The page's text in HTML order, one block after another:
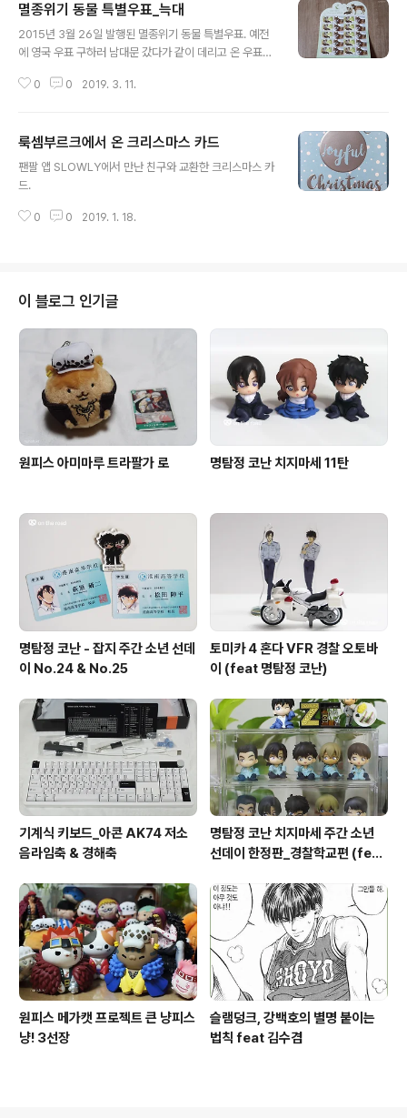
멸종위기 동물 특별우표_늑대
2015년 3월 26일 발행된 멸종위기 동물 특별우표. 예전
에 영국 우표 구하러 남대문 갔다가 같이 데리고 온 우표이
0 0 2019. 3. 11.
룩셈부르크에서 온 크리스마스 카드
팬팔 앱 SLOWLY에서 만난 친구와 교환한 크리스마스 카
드.
0 0 2019. 1. 18.
이 블로그 인기글
원피스 아미마루 트라팔가 로 명탐정 코난 치지마세 11탄
명탐정 코난 - 잡지 주간 소년 선데
이 No.24 & No.25
토미카 4 혼다 VFR 경찰 오토바
이 (feat 명탐정 코난)
기계식 키보드_아콘 AK74 저소
음라임축 & 경해축
명탐정 코난 치지마세 주간 소년
선데이 한정판_경찰학교편 (feat
원피스 메가캣 프로젝트 큰 냥피스
냥! 3선장
슬램덩크, 강백호의 별명 붙이는
법칙 feat 김수겸